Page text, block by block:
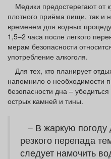
Медики предостерегают от
плотного приёма пищи, так и
временем для водных
1,5–2 часа после легкого
мерам безопасности
употребление алкоголя.
Для тех, кто планирует
напомнило о необходимости
безопасности дна –
острых камней и тины.
– В жаркую
резкого перепада
следует намочить